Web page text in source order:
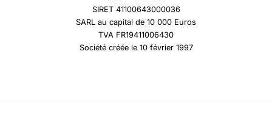
SIRET 41100643000036
SARL au capital de 10 000 Euros
TVA FR19411006430
Société créée le 10 février 1997